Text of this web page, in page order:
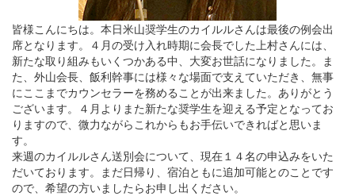
皆様こんにちは。本日米山奨学生のカイルルさんは最後の例会出
席となります。４月の受け入れ時期に会長でした上村さんには、
新たな取り組みもいくつかある中、大変お世話になりました。ま
た、外山会長、飯利幹事には様々な場面で支えていただき、無事
にここまでカウンセラーを務めることが出来ました。ありがとう
ございます。４月よりまた新たな奨学生を迎える予定となってお
りますので、微力ながらこれからもお手伝いできればと思いま
す。
来週のカイルルさん送別会について、現在１４名の申込みをいた
だいております。まだ日帰り、宿泊ともに追加可能とのことです
ので、希望の方いましたらお申し出ください。